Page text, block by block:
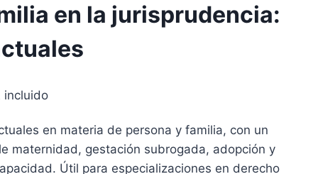
en la jurisprudencia:
incluido
en materia de persona y familia, con un
maternidad, gestación subrogada, adopción y
Útil para especializaciones en derecho